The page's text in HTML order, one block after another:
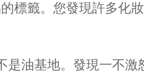
標籤。您發現許多化
是油基地。發現一不